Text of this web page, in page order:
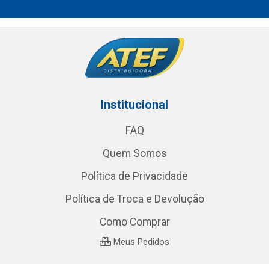
Institucional
FAQ
Quem Somos
Política de Privacidade
Política de Troca e Devolução
Como Comprar
Meus Pedidos